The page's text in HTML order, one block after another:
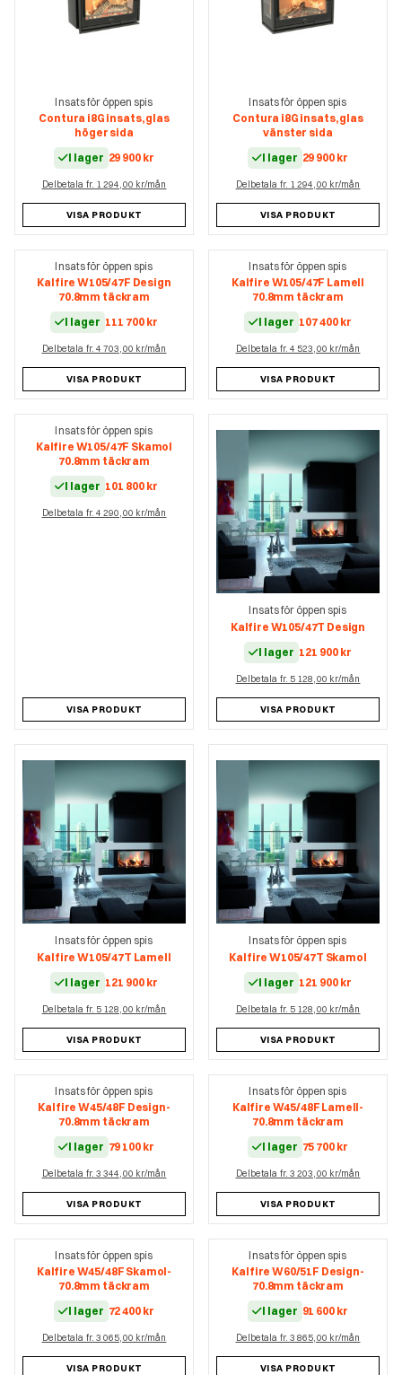
Insats för öppen spis
Contura i8G insats, glas
höger sida
I lager 29 900 kr
Delbetala fr. 1 294,00 kr/mån
VISA PRODUKT
Insats för öppen spis
Contura i8G insats, glas
vänster sida
I lager 29 900 kr
Delbetala fr. 1 294,00 kr/mån
VISA PRODUKT
Insats för öppen spis
Kalfire W105/47F Design
70.8mm täckram
I lager 111 700 kr
Delbetala fr. 4 703,00 kr/mån
VISA PRODUKT
Insats för öppen spis
Kalfire W105/47F Lamell
70.8mm täckram
I lager 107 400 kr
Delbetala fr. 4 523,00 kr/mån
VISA PRODUKT
Insats för öppen spis
Kalfire W105/47F Skamol
70.8mm täckram
I lager 101 800 kr
Delbetala fr. 4 290,00 kr/mån
VISA PRODUKT
Insats för öppen spis
Kalfire W105/47T Design
I lager 121 900 kr
Delbetala fr. 5 128,00 kr/mån
VISA PRODUKT
Insats för öppen spis
Kalfire W105/47T Lamell
I lager 121 900 kr
Delbetala fr. 5 128,00 kr/mån
VISA PRODUKT
Insats för öppen spis
Kalfire W105/47T Skamol
I lager 121 900 kr
Delbetala fr. 5 128,00 kr/mån
VISA PRODUKT
Insats för öppen spis
Kalfire W45/48F Design-
70.8mm täckram
I lager 79 100 kr
Delbetala fr. 3 344,00 kr/mån
VISA PRODUKT
Insats för öppen spis
Kalfire W45/48F Lamell-
70.8mm täckram
I lager 75 700 kr
Delbetala fr. 3 203,00 kr/mån
VISA PRODUKT
Insats för öppen spis
Kalfire W45/48F Skamol-
70.8mm täckram
I lager 72 400 kr
Delbetala fr. 3 065,00 kr/mån
VISA PRODUKT
Insats för öppen spis
Kalfire W60/51F Design-
70.8mm täckram
I lager 91 600 kr
Delbetala fr. 3 865,00 kr/mån
VISA PRODUKT